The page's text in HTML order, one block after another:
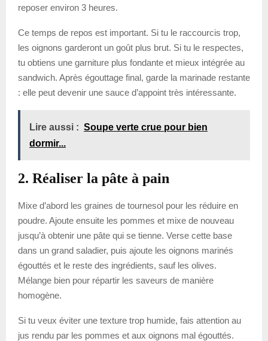
reposer environ 3 heures.
Ce temps de repos est important. Si tu le raccourcis trop,
les oignons garderont un goût plus brut. Si tu le respectes,
tu obtiens une garniture plus fondante et mieux intégrée au
sandwich. Après égouttage final, garde la marinade restante
: elle peut devenir une sauce d’appoint très intéressante.
Lire aussi : Soupe verte crue pour bien
dormir...
2. Réaliser la pâte à pain
Mixe d’abord les graines de tournesol pour les réduire en
poudre. Ajoute ensuite les pommes et mixe de nouveau
jusqu’à obtenir une pâte qui se tienne. Verse cette base
dans un grand saladier, puis ajoute les oignons marinés
égouttés et le reste des ingrédients, sauf les olives.
Mélange bien pour répartir les saveurs de manière
homogène.
Si tu veux éviter une texture trop humide, fais attention au
jus rendu par les pommes et aux oignons mal égouttés.